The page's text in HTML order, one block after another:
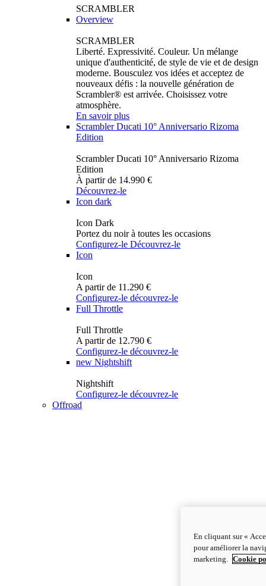
SCRAMBLER
Overview
SCRAMBLER
Liberté. Expressivité. Couleur. Un mélange
unique d'authenticité, de style de vie et de design
moderne. Bousculez vos idées et acceptez de
nouveaux défis : la nouvelle génération de
Scrambler® est arrivée. Choisissez votre
atmosphère.
En savoir plus
Scrambler Ducati 10° Anniversario Rizoma
Edition
Scrambler Ducati 10° Anniversario Rizoma
Edition
À partir de 14.990 €
Découvrez-le
Icon dark
Icon Dark
Portez du noir à toutes les occasions
Configurez-le Découvrez-le
Icon
Icon
A partir de 11.290 €
Configurez-le découvrez-le
Full Throttle
Full Throttle
A partir de 12.790 €
Configurez-le découvrez-le
new Nightshift
Nightshift
Configurez-le découvrez-le
Offroad
En cliquant sur «
pour améliorer la
marketing.
Cookie